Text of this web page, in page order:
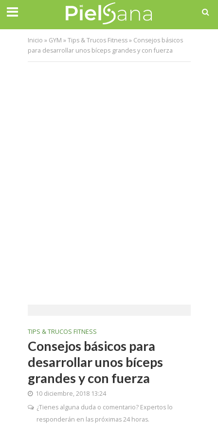
Inicio » GYM »Tips & Trucos Fitness» Consejos básicos
para desarrollar unos bíceps grandes y con fuerza
TIPS & TRUCOS FITNESS
Consejos básicos para
desarrollar unos bíceps
grandes y con fuerza
10 diciembre, 2018 13:24
¿Tienes alguna duda o comentario? Expertos lo
responderán en las próximas 24 horas.